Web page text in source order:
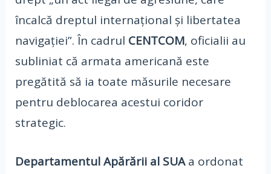
încalcă dreptul internațional și libertatea
navigației”. În cadrul CENTCOM, oficialii au
subliniat că armata americană este
pregătită să ia toate măsurile necesare
pentru deblocarea acestui coridor
strategic.
Departamentul Apărării al SUAa ordonat